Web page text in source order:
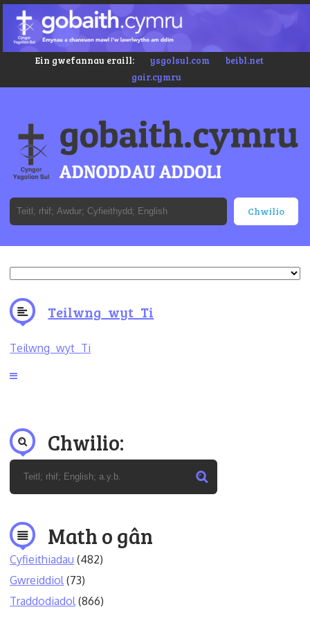
Ein gwefannau eraill: ysgolsul.com
beibl.net
gair.cymru
Teilwng_wyt_Ti
Teilwng_wyt_Ti
Chwilio:
Math o gân
Cyfieithiadau (482)
Gwreiddiol (73)
Traddodiadol (866)